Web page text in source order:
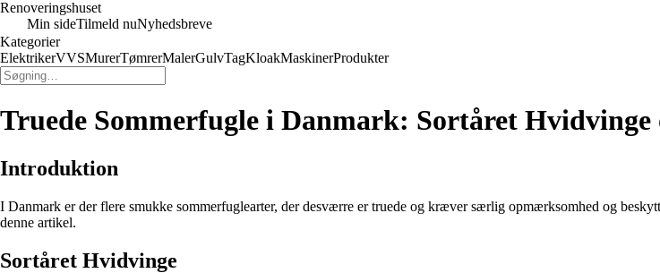
Renoveringshuset
Min sideTilmeld nuNyhedsbreve
Kategorier
ElektrikerVVSMurerTømrerMalerGulvTagKloakMaskinerProdukter
Truede Sommerfugle i Danmark: Sortåret
Introduktion
I Danmark er der flere smukke sommerfuglearter, der desværre er truede og kræver særlig opmærksomhed og
denne artikel.
Sortåret Hvidvinge